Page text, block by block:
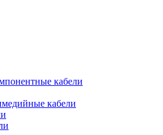
кабели
кабели